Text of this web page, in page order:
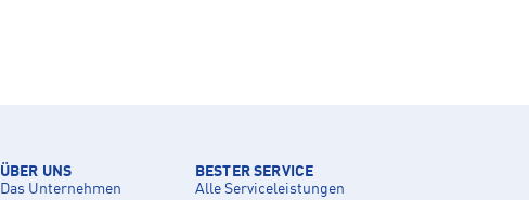
ÜBER UNS
Das Unternehmen
BESTER SERVICE
Alle Serviceleistungen